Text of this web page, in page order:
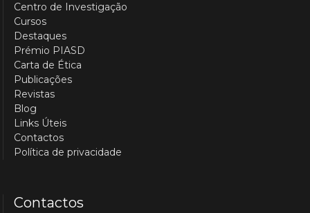
Centro de Investigação
Cursos
Destaques
Prémio PIASD
Carta de Ética
Publicações
Revistas
Blog
Links Úteis
Contactos
Política de privacidade
Contactos